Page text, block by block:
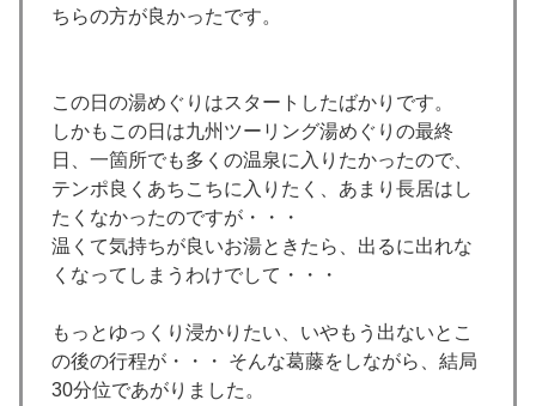
ちらの方が良かったです。
この日の湯めぐりはスタートしたばかりです。
しかもこの日は九州ツーリング湯めぐりの最終
日、一箇所でも多くの温泉に入りたかったので、
テンポ良くあちこちに入りたく、あまり長居はし
たくなかったのですが・・・
温くて気持ちが良いお湯ときたら、出るに出れな
くなってしまうわけでして・・・
もっとゆっくり浸かりたい、いやもう出ないとこ
の後の行程が・・・ そんな葛藤をしながら、結局
30分位であがりました。